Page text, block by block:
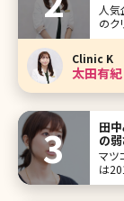
人気
のク
クK
クリ
を画
Clinic K
太田有紀
田
の
マツ
は
タレ